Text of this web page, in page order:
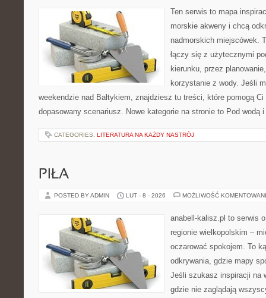
Ten serwis to mapa
morskie akweny i chcą
nadmorskich miejscówek.
łączy się z użytecznymi
kierunku, przez
korzystanie z wody. Jeśli
weekendzie nad Bałtykiem, znajdziesz tu treści, które pomogą Ci
dopasowany scenariusz. Nowe kategorie na stronie to Pod
CATEGORIES: LITERATURA NA KAŻDY NASTRÓJ
PIŁA
POSTED BY ADMIN LUT - 8 - 2026 MOŻLIWOŚĆ
anabell-kalisz.pl to serwis
regionie wielkopolskim –
oczarować spokojem. To
odkrywania, gdzie mapy
Jeśli szukasz inspiracji na
gdzie nie zaglądają